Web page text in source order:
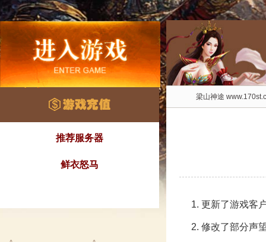
推荐服务器
鲜衣怒马
梁山神途
1. 更新了游戏客
2. 修改了部分声